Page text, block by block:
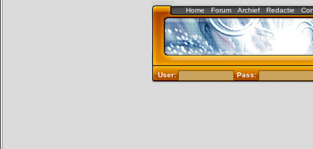
Home Forum Archief Redactie
User: Pass: